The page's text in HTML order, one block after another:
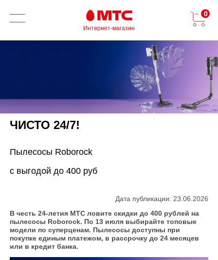
Интернет-магазин
0
ЧИСТО 24/7!
Пылесосы Roborock
с выгодой до 400 руб
Дата публикации: 23.06.2026
В честь 24-летия МТС ловите скидки до 400 рублей на
пылесосы Roborock. По 13 июля выбирайте топовые
модели по суперценам. Пылесосы доступны при
покупке единым платежом, в рассрочку до 24 месяцев
или в кредит банка.